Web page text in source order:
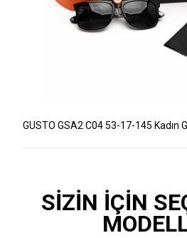
GUSTO GSA2 C04 53-17-145 Kadın
SİZİN İÇİN